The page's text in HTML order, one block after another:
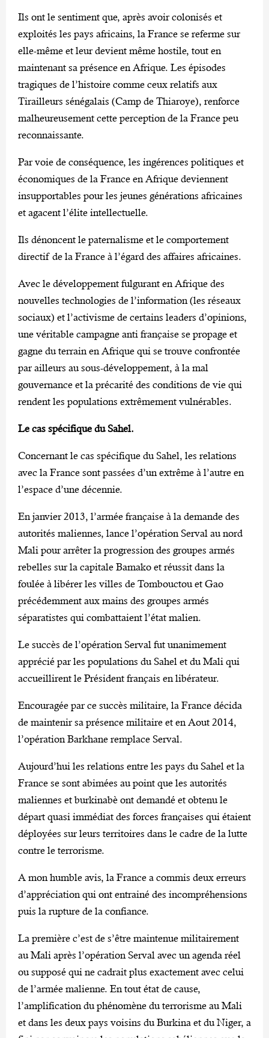
Ils ont le sentiment que, après avoir colonisés et
exploités les pays africains, la France se referme sur
elle-même et leur devient même hostile, tout en
maintenant sa présence en Afrique. Les épisodes
tragiques de l’histoire comme ceux relatifs aux
Tirailleurs sénégalais (Camp de Thiaroye), renforce
malheureusement cette perception de la France peu
reconnaissante.
Par voie de conséquence, les ingérences politiques et
économiques de la France en Afrique deviennent
insupportables pour les jeunes générations africaines
et agacent l’élite intellectuelle.
Ils dénoncent le paternalisme et le comportement
directif de la France à l’égard des affaires africaines.
Avec le développement fulgurant en Afrique des
nouvelles technologies de l’information (les réseaux
sociaux) et l’activisme de certains leaders d’opinions,
une véritable campagne anti française se propage et
gagne du terrain en Afrique qui se trouve confrontée
par ailleurs au sous-développement, à la mal
gouvernance et la précarité des conditions de vie qui
rendent les populations extrêmement vulnérables.
Le cas spécifique du Sahel.
Concernant le cas spécifique du Sahel, les relations
avec la France sont passées d’un extrême à l’autre en
l’espace d’une décennie.
En janvier 2013, l’armée française à la demande des
autorités maliennes, lance l’opération Serval au nord
Mali pour arrêter la progression des groupes armés
rebelles sur la capitale Bamako et réussit dans la
foulée à libérer les villes de Tombouctou et Gao
précédemment aux mains des groupes armés
séparatistes qui combattaient l’état malien.
Le succès de l’opération Serval fut unanimement
apprécié par les populations du Sahel et du Mali qui
accueillirent le Président français en libérateur.
Encouragée par ce succès militaire, la France décida
de maintenir sa présence militaire et en Aout 2014,
l’opération Barkhane remplace Serval.
Aujourd’hui les relations entre les pays du Sahel et la
France se sont abimées au point que les autorités
maliennes et burkinabè ont demandé et obtenu le
départ quasi immédiat des forces françaises qui étaient
déployées sur leurs territoires dans le cadre de la lutte
contre le terrorisme.
A mon humble avis, la France a commis deux erreurs
d’appréciation qui ont entrainé des incompréhensions
puis la rupture de la confiance.
La première c’est de s’être maintenue militairement
au Mali après l’opération Serval avec un agenda réel
ou supposé qui ne cadrait plus exactement avec celui
de l’armée malienne. En tout état de cause,
l’amplification du phénomène du terrorisme au Mali
et dans les deux pays voisins du Burkina et du Niger, a